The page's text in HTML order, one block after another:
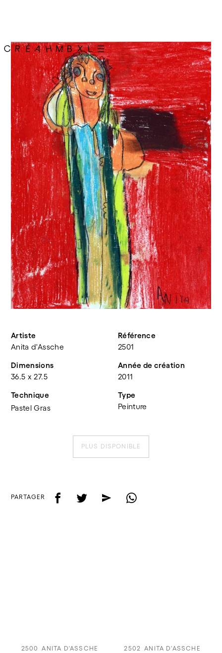
Artiste
Anita d'Assche
Référence
2501
Dimensions
36.5 x 27.5
Année de création
2011
Technique
Pastel Gras
Type
Peinture
PLUS DISPONIBLE
PARTAGER f t e w
2500 ANITA D'ASSCHE 2502 ANITA D'ASSCHE